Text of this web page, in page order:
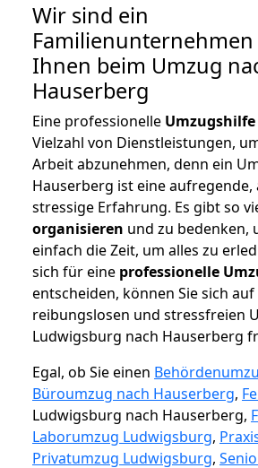
Wir sind ein
Ihnen beim Umzug
Hauserberg
Eine professionelle Umzugshilfe
Vielzahl von Dienstleistungen,
Arbeit abzunehmen, denn ein
Hauserberg ist eine aufregende,
stressige Erfahrung. Es gibt so
organisieren und zu bedenken,
einfach die Zeit, um alles zu
sich für eine professionelle
entscheiden, können Sie sich auf
reibungslosen und stressfreien
Ludwigsburg nach Hauserberg
Egal, ob Sie einen
Büroumzug nach Hauserberg,
Ludwigsburg nach Hauserberg,
Laborumzug Ludwigsburg,
Privatumzug Ludwigsburg,